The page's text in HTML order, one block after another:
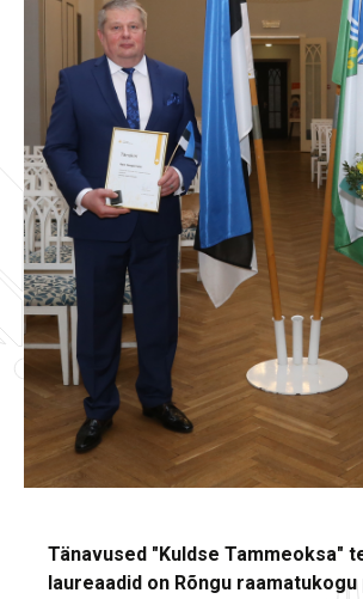
Tänavused "Kuldse Tammeoksa"
laureaadid on Rõngu raamatukogu